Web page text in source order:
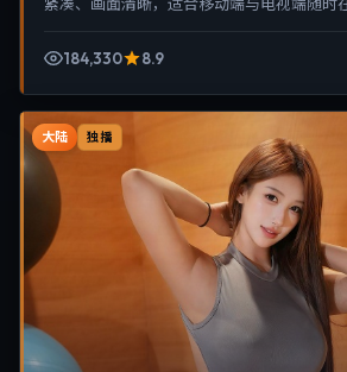
184,330
8.9
大陆 独播